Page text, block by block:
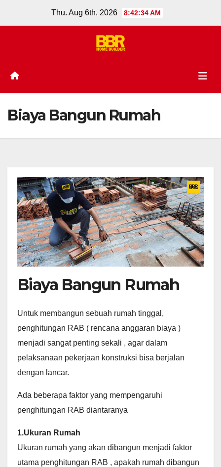
Thu. Aug 6th, 2026 8:42:35 AM
Biaya Bangun Rumah
Biaya Bangun Rumah
Untuk membangun sebuah rumah tinggal,
penghitungan RAB ( rencana anggaran biaya )
menjadi sangat penting sekali , agar dalam
pelaksanaan pekerjaan konstruksi bisa berjalan
dengan lancar.
Ada beberapa faktor yang mempengaruhi
penghitungan RAB diantaranya
1.Ukuran Rumah
Ukuran rumah yang akan dibangun menjadi faktor
utama penghitungan RAB , apakah rumah dibangun